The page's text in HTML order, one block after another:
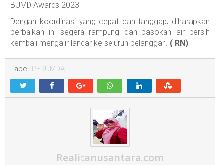
BUMD Awards 2023
Dengan koordinasi yang cepat dan tanggap, diharapkan
perbaikan ini segera rampung dan pasokan air bersih
kembali mengalir lancar ke seluruh pelanggan. ( RN)
Label: PERUMDA
Realitanusantara.com